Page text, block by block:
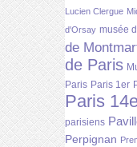
Lucien Clergue
d'Orsay musée
de
de Paris
Paris Paris 1er
Paris
parisiens
Perpignan